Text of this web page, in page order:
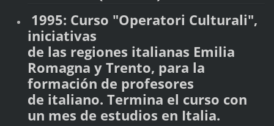
1995: Curso "Operatori Culturali",
iniciativas
de las regiones italianas Emilia
Romagna y Trento, para la
formación de profesores
de italiano. Termina el curso con
un mes de estudios en Italia.